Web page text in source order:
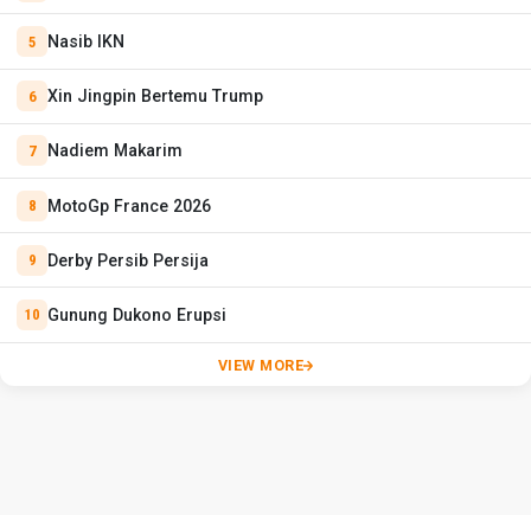
Nasib IKN
Xin Jingpin Bertemu Trump
Nadiem Makarim
MotoGp France 2026
Derby Persib Persija
Gunung Dukono Erupsi
VIEW MORE